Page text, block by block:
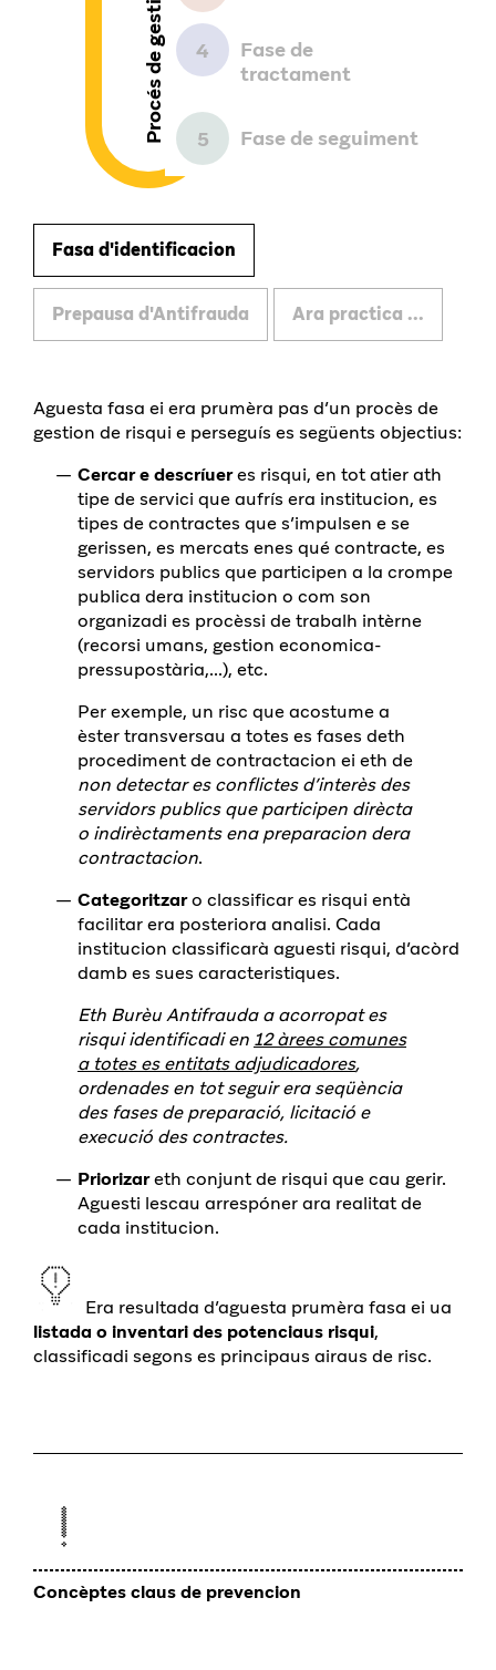
4
Fase de
tractament
5 Fase de seguiment
Fasa d'identificacion
Prepausa d'Antifrauda Ara practica ...
Aguesta fasa ei era prumèra pas d’un procès de
gestion de risqui e perseguís es següents objectius:
Cercar e descríueres risqui, en tot atier ath
tipe de servici que aufrís era institucion, es
tipes de contractes que s’impulsen e se
gerissen, es mercats enes qué contracte, es
servidors publics que participen a la crompe
publica dera institucion o com son
organizadi es procèssi de trabalh intèrne
(recorsi umans, gestion economica-
pressupostària,...), etc.
Per exemple, un risc que acostume a
èster transversau a totes es fases deth
procediment de contractacion ei eth de
non detectar es conflictes d’interès des
servidors publics que participen dirècta
o indirèctaments ena preparacion dera
contractacion.
Categoritzaro classificar es risqui entà
facilitar era posteriora analisi. Cada
institucion classificarà aguesti risqui, d’acòrd
damb es sues caracteristiques.
Eth Burèu Antifrauda a acorropat es
risqui identificadi en 12 àrees comunes
a totes es entitats adjudicadores,
ordenades en tot seguir era seqüència
des fases de preparació, licitació e
execució des contractes.
Priorizareth conjunt de risqui que cau gerir.
Aguesti lescau arrespóner ara realitat de
cada institucion.
Era resultada d’aguesta prumèra fasa ei ua
listada o inventari des potenciaus risqui,
classificadi segons es principaus airaus de risc.
Concèptes claus de prevencion